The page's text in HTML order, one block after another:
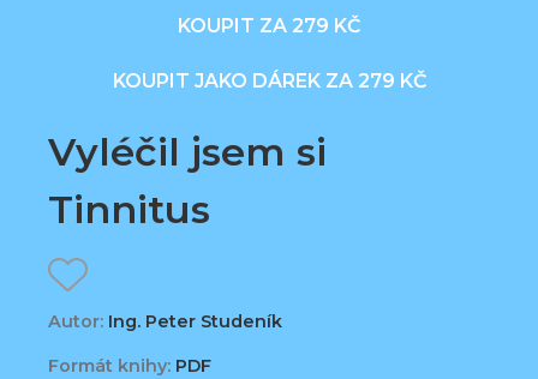
KOUPIT ZA 279 KČ
KOUPIT JAKO DÁREK ZA 279 KČ
Vyléčil jsem si
Tinnitus
Autor: Ing. Peter Studeník
Formát knihy: PDF